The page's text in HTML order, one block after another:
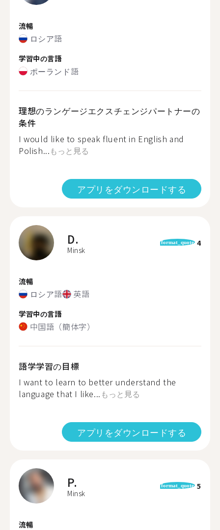
流暢
ロシア語
学習中の言語
ポーランド語
理想のランゲージエクスチェンジパートナーの
条件
I would like to speak fluent in English and
Polish...もっと見る
アプリをダウンロードする
D.
Minsk
format_quote 4
流暢
ロシア語 英語
学習中の言語
中国語（簡体字）
語学学習の目標
I want to learn to better understand the
language that I like... もっと見る
アプリをダウンロードする
P.
Minsk
format_quote 5
流暢